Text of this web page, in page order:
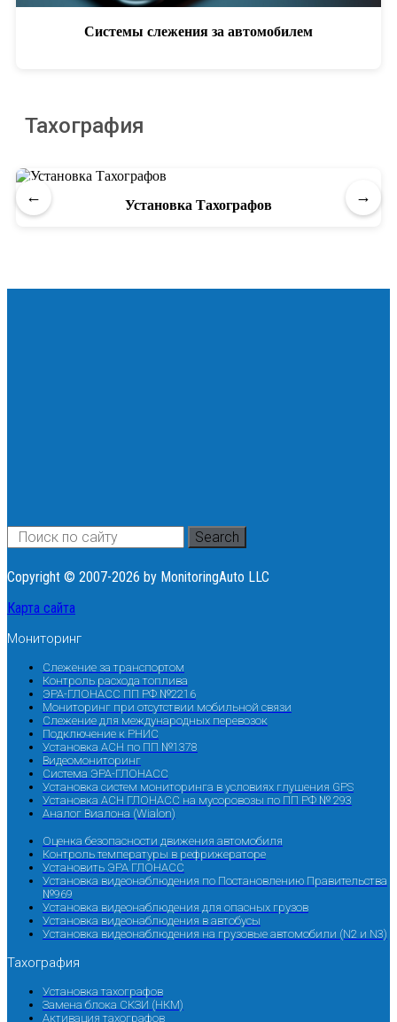
Системы слежения за автомобилем
Тахография
Установка Тахографов
← →
Search
Copyright © 2007-2026 by MonitoringAuto LLC
Карта сайта
Мониторинг
Слежение за транспортом
Контроль расхода топлива
ЭРА-ГЛОНАСС ПП РФ №2216
Мониторинг при отсутствии мобильной связи
Слежение для международных перевозок
Подключение к РНИС
Установка АСН по ПП №1378
Видеомониторинг
Система ЭРА-ГЛОНАСС
Установка систем мониторинга в условиях глушения GPS
Установка АСН ГЛОНАСС на мусоровозы по ПП РФ № 293
Аналог Виалона (Wialon)
Оценка безопасности движения автомобиля
Контроль температуры в рефрижераторе
Установить ЭРА ГЛОНАСС
Установка видеонаблюдения по Постановлению Правительства
№969
Установка видеонаблюдения для опасных грузов
Установка видеонаблюдения в автобусы
Установка видеонаблюдения на грузовые автомобили (N2 и N3)
Тахография
Установка тахографов
Замена блока СКЗИ (НКМ)
Активация тахографов